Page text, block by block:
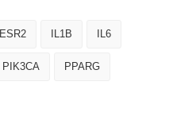
ESR2 IL1B IL6
PIK3CA PPARG